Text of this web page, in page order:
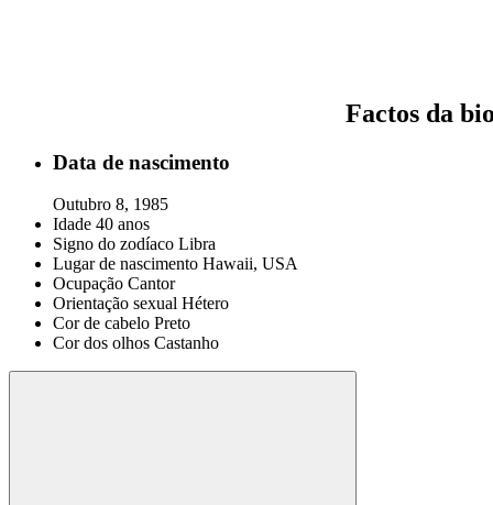
Factos da
Data de nascimento
Outubro 8, 1985
Idade 40 anos
Signo do zodíaco Libra
Lugar de nascimento Hawaii, USA
Ocupação Cantor
Orientação sexual Hétero
Cor de cabelo Preto
Cor dos olhos Castanho